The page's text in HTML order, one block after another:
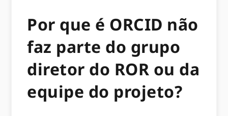
Por que é ORCID não
faz parte do grupo
diretor do ROR ou da
equipe do projeto?